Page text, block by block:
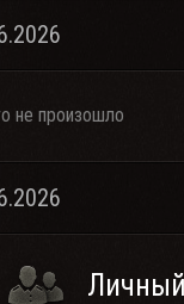
не произошло